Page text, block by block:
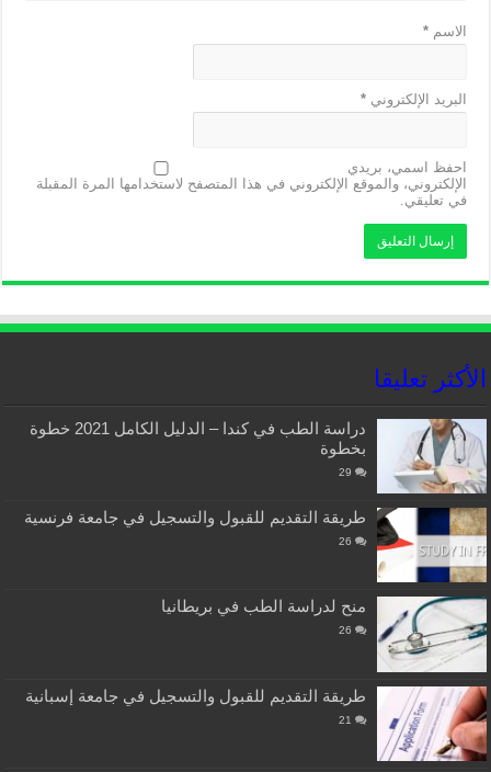
الاسم*
البريد الإلكتروني*
احفظ اسمي، بريدي
الإلكتروني، والموقع الإلكتروني في هذا المتصفح لاستخدامها المرة المقبلة
في تعليقي.
الأكثر تعليقا
دراسة الطب في كندا – الدليل الكامل 2021 خطوة
بخطوة
29
طريقة التقديم للقبول والتسجيل في جامعة فرنسية
26
منح لدراسة الطب في بريطانيا
26
طريقة التقديم للقبول والتسجيل في جامعة إسبانية
21